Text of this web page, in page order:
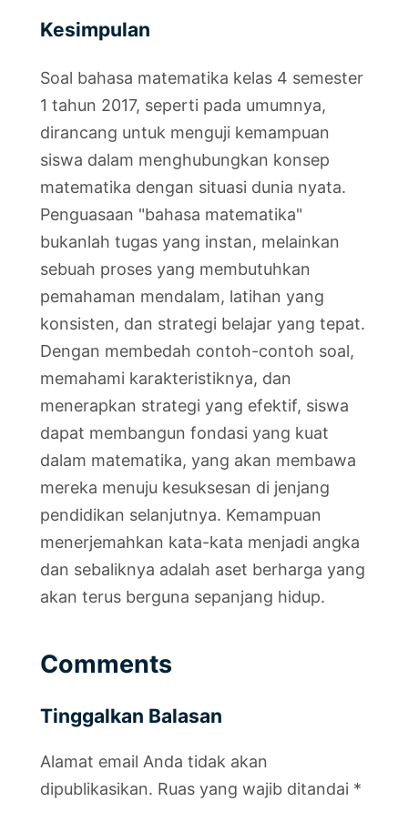
Kesimpulan
Soal bahasa matematika kelas 4 semester
1 tahun 2017, seperti pada umumnya,
dirancang untuk menguji kemampuan
siswa dalam menghubungkan konsep
matematika dengan situasi dunia nyata.
Penguasaan "bahasa matematika"
bukanlah tugas yang instan, melainkan
sebuah proses yang membutuhkan
pemahaman mendalam, latihan yang
konsisten, dan strategi belajar yang tepat.
Dengan membedah contoh-contoh soal,
memahami karakteristiknya, dan
menerapkan strategi yang efektif, siswa
dapat membangun fondasi yang kuat
dalam matematika, yang akan membawa
mereka menuju kesuksesan di jenjang
pendidikan selanjutnya. Kemampuan
menerjemahkan kata-kata menjadi angka
dan sebaliknya adalah aset berharga yang
akan terus berguna sepanjang hidup.
Comments
Tinggalkan Balasan
Alamat email Anda tidak akan
dipublikasikan. Ruas yang wajib ditandai *